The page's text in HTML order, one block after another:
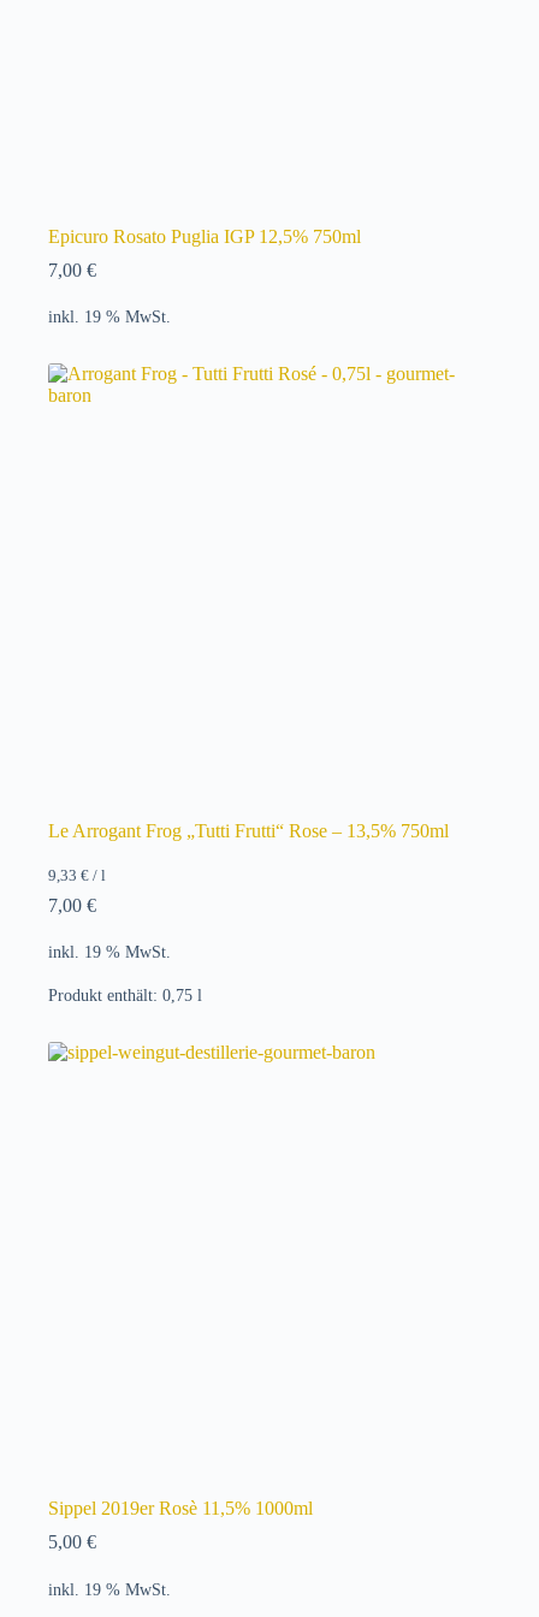
Epicuro Rosato Puglia IGP 12,5% 750ml
7,00 €
inkl. 19 % MwSt.
Le Arrogant Frog „Tutti Frutti“ Rose – 13,5% 750ml
9,33 € / l
7,00 €
inkl. 19 % MwSt.
Produkt enthält: 0,75 l
Sippel 2019er Rosè 11,5% 1000ml
5,00 €
inkl. 19 % MwSt.